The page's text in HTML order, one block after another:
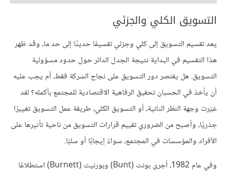
التسويق الكلي والجزئي
يعد تقسيم التسويق إلى كلي وجزئي تقسيمًا حديثًا إلى حد ما، وقد ظهر
هذا التقسيم في البداية نتيجة الجدل الدائر حول حدود مسؤولية
التسويق. هل يقتصر دور التسويق على نجاح الشركة فقط، أم يجب عليه
أن يأخذ في الحسبان تحقيق الرفاهية الاقتصادية للمجتمع بأكمله؟ لقد
غيّرت وجهة النظر الثانية، أو التسويق الكلي، طريقة عمل التسويق تغييرًا
جذريًا، وأصبح من الضروري تقييم قرارات التسويق من ناحية تأثيرها على
الأفراد والمؤسسات في المجتمع، سواءً إيجابًا أو سلبًا.
وفي عام 1982، أجرى بونت (Bunt) وبورنيت (Burnett) استطلاعًا